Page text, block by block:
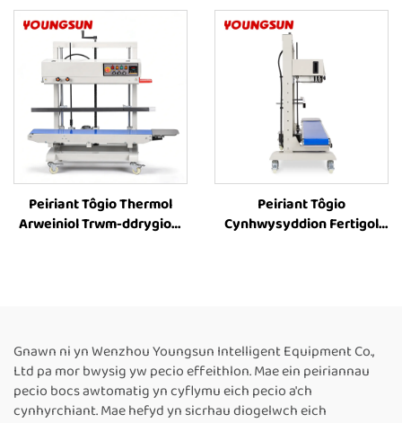
Blwch Cerdyn Bach,
Peiriant Tôgau Ffrydio
Carton Awtomatig,
Cyflenwr Peiriant Tôgau
Ffrydio Blwch a Phacio
Blwch
Cynhwysyddion Mawr,
Peiriant Tôgio
Cynhwysyddion Wedi’i
Argraffu â Thôc,
Peiriannau Tôgio Thermol
Arweiniol ar gyfer Pecynu
Bwyd
Peiriant Tôgio Thermol
Arweiniol Trwm-ddrygioni
Tôgio Band Parhaus
Thermol
Peiriant Tôgio
Cynhwysyddion Fertigol
Peiriant Tôgio Thermol ar
gyfer Cynhwysyddion
Bwyd, Peiriant Tôgio
Parhaus Awtomatig
Gnawn ni yn Wenzhou Youngsun Intelligent Equipment Co.,
Ltd pa mor bwysig yw pecio effeithlon. Mae ein peiriannau
pecio bocs awtomatig yn cyflymu eich pecio a'ch
cynhyrchiant. Mae hefyd yn sicrhau diogelwch eich